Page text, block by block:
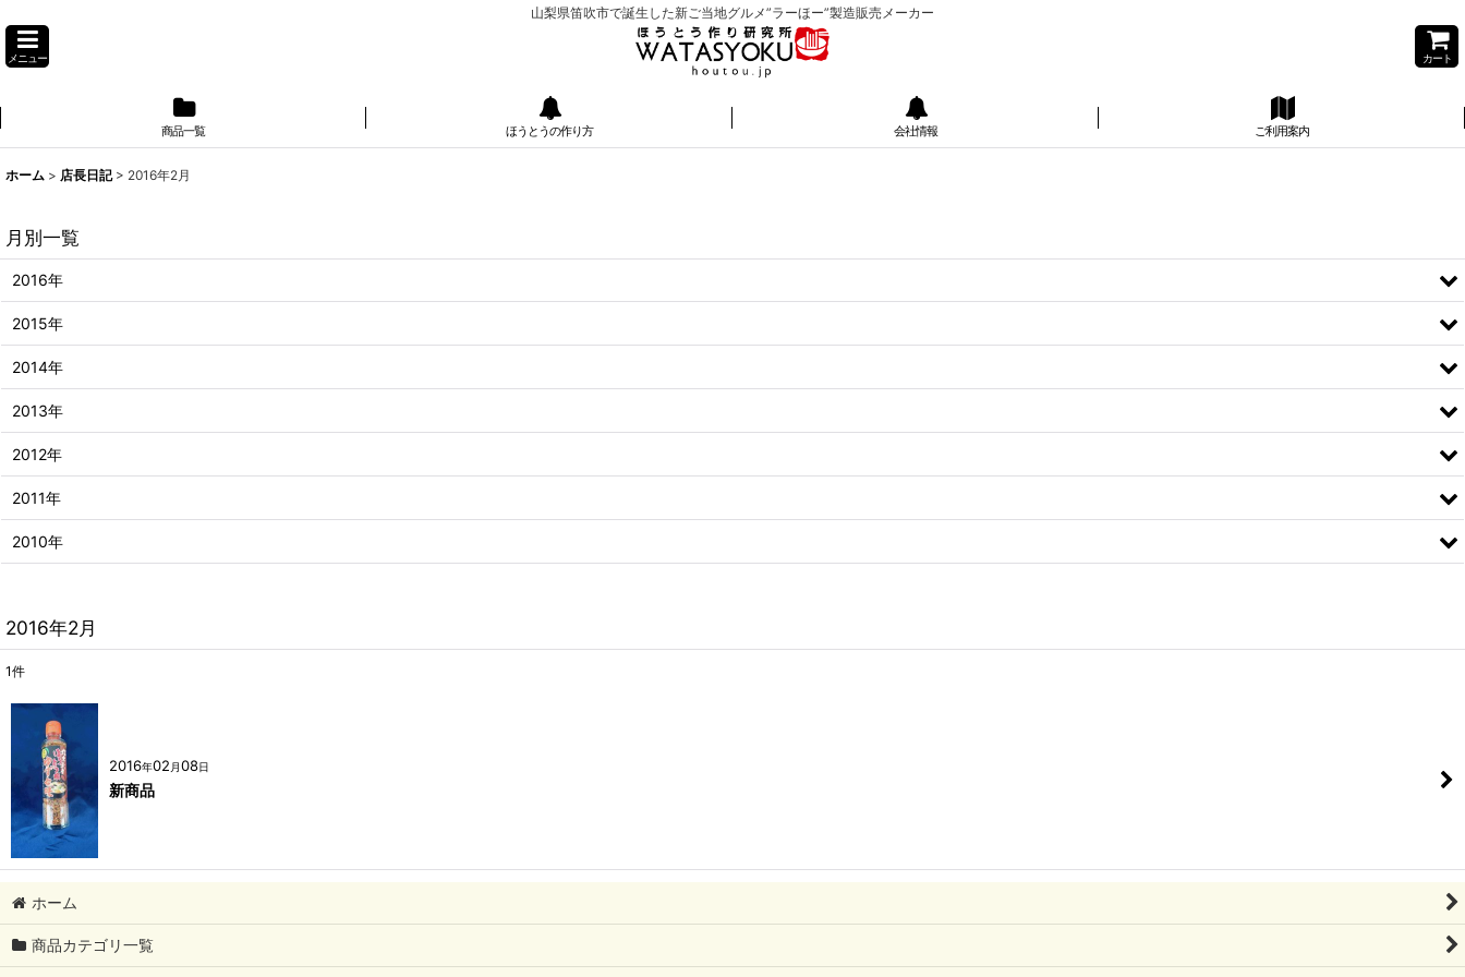
山梨県笛吹市で誕生した新ご当地グルメ”ラーほー”製造販売メーカー
メニュー カート
商品一覧 ほうとうの作り方 会社情報 ご利用案内
ホーム > 店長日記 > 2016年2月
2016年2月
1件
2016年02 月08日
新商品
月別一覧
2016年
2015年
2014年
2013年
2012年
2011年
2010年
ホーム
商品カテゴリ一覧